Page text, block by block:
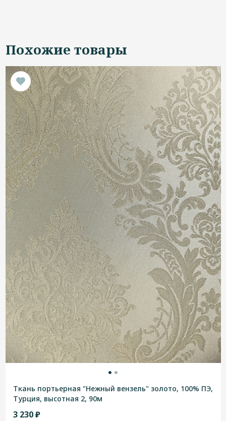
Похожие товары
Ткань портьерная "Нежный вензель" золото, 100% ПЭ,
Турция, высотная 2, 90м
3 230 ₽